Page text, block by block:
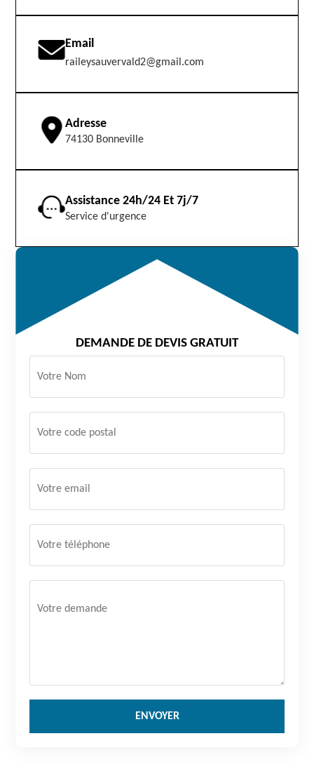
Email
raileysauvervald2@gmail.com
Adresse
74130 Bonneville
Assistance 24h/24 Et 7j/7
Service d'urgence
DEMANDE DE DEVIS GRATUIT